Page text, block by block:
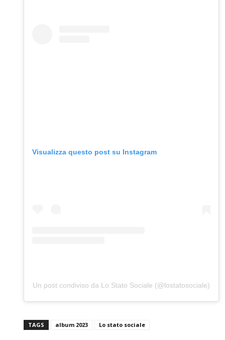
Visualizza questo post su Instagram
Un post condiviso da Lo Stato Sociale (@lostatosociale)
TAGS album 2023 Lo stato sociale